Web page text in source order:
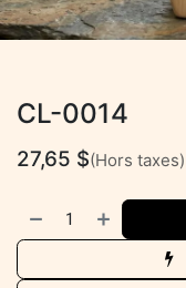
CL-0014
27,65 $(Hors taxes)